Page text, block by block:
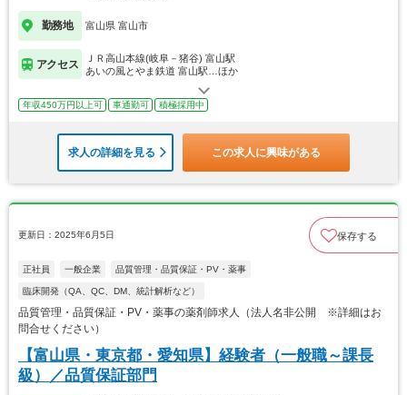
勤務地 富山県 富山市
アクセス
ＪＲ高山本線(岐阜－猪谷) 富山駅
あいの風とやま鉄道 富山駅…ほか
年収450万円以上可 車通勤可 積極採用中
求人の詳細を見る この求人に興味がある
更新日：2025年6月5日 保存する
正社員 一般企業 品質管理・品質保証・PV・薬事
臨床開発（QA、QC、DM、統計解析など）
品質管理・品質保証・PV・薬事の薬剤師求人（法人名非公開 ※詳細はお
問合せください）
【富山県・東京都・愛知県】経験者（一般職～課長
級）／品質保証部門